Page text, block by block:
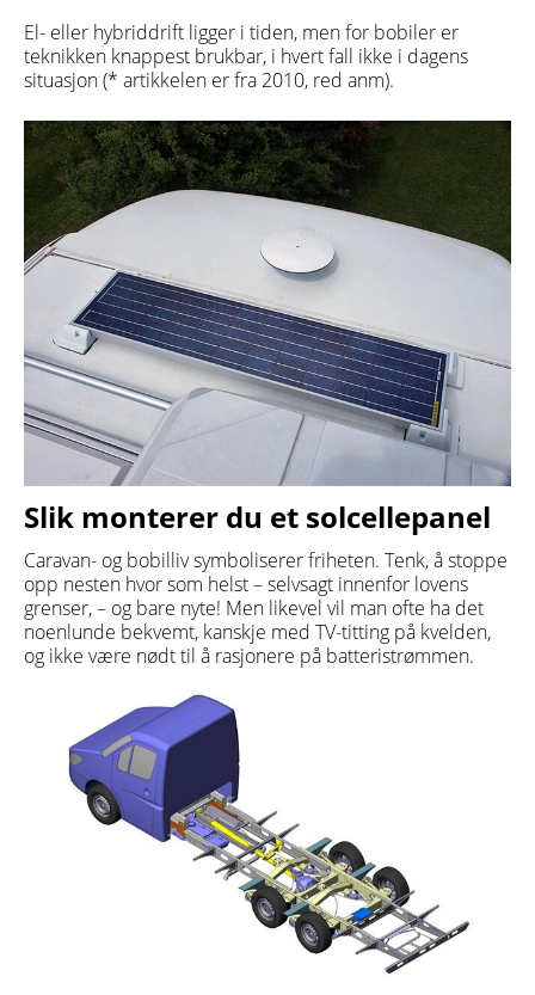
El- eller hybriddrift ligger i tiden, men for bobiler er
teknikken knappest brukbar, i hvert fall ikke i dagens
situasjon (* artikkelen er fra 2010, red anm).
Slik monterer du et solcellepanel
Caravan- og bobilliv symboliserer friheten. Tenk, å stoppe
opp nesten hvor som helst – selvsagt innenfor lovens
grenser, – og bare nyte! Men likevel vil man ofte ha det
noenlunde bekvemt, kanskje med TV-titting på kvelden,
og ikke være nødt til å rasjonere på batteristrømmen.